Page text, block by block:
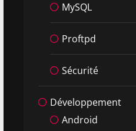
MySQL
Proftpd
Sécurité
Développement
Android